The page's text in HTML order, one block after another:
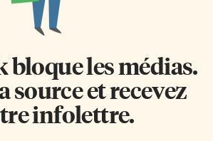
bloque les médias.
source et recevez
infolettre.